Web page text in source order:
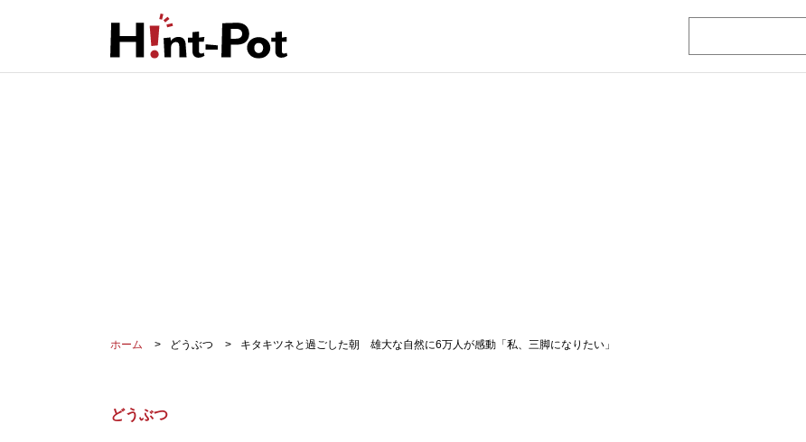
ホーム どうぶつ キタキツネと過ごした朝 雄大な自然に6万人が感動「私、三脚になりたい」
どうぶつ